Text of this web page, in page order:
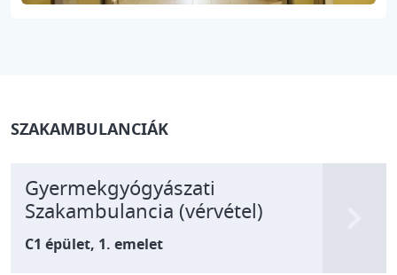
SZAKAMBULANCIÁK
Gyermekgyógyászati
Szakambulancia (vérvétel)
C1 épület, 1. emelet